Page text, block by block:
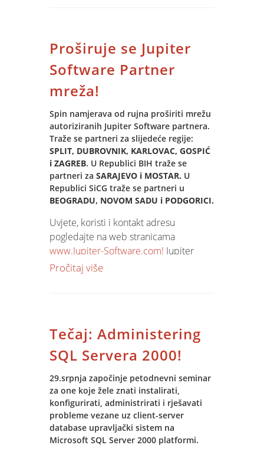
Proširuje se Jupiter
Software Partner
mreža!
Spin namjerava od rujna proširiti mrežu
autoriziranih Jupiter Software partnera.
Traže se partneri za slijedeće regije:
SPLIT, DUBROVNIK, KARLOVAC, GOSPIĆ
i ZAGREB. U Republici BIH traže se
partneri za SARAJEVO i MOSTAR. U
Republici SiCG traže se partneri u
BEOGRADU, NOVOM SADU i PODGORICI.
Uvjete, koristi i kontakt adresu
pogledajte na web stranicama
www.Jupiter-Software.com! Jupiter
Software partner program stalno je
Pročitaj više
Tečaj: Administering
SQL Servera 2000!
29.srpnja započinje petodnevni seminar
za one koje žele znati instalirati,
konfigurirati, administrirati i rješavati
probleme vezane uz client-server
database upravljački sistem na
Microsoft SQL Server 2000 platformi.